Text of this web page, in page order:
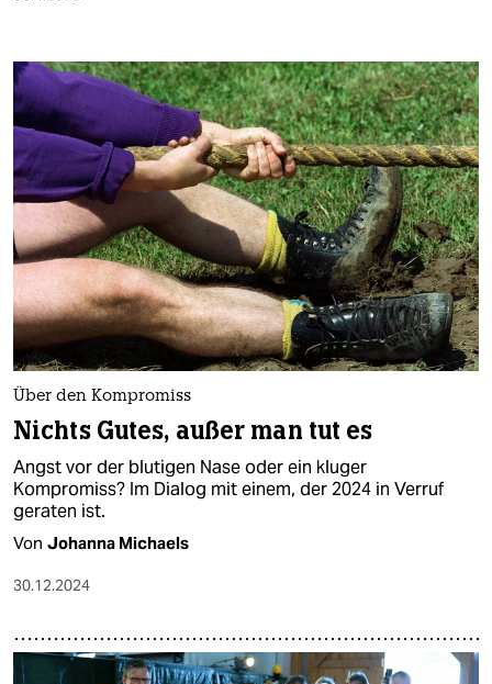
Über den Kompromiss
Nichts Gutes, außer man tut es
Angst vor der blutigen Nase oder ein kluger
Kompromiss? Im Dialog mit einem, der 2024 in Verruf
geraten ist.
Von Johanna Michaels
30.12.2024